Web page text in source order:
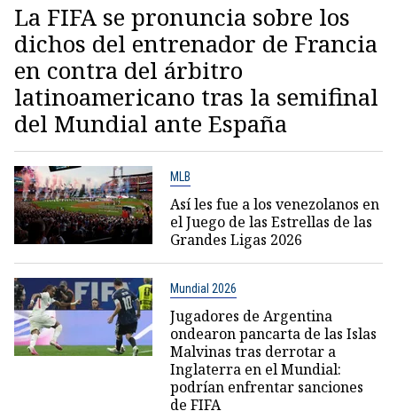
La FIFA se pronuncia sobre los
dichos del entrenador de Francia
en contra del árbitro
latinoamericano tras la semifinal
del Mundial ante España
MLB
Así les fue a los venezolanos en
el Juego de las Estrellas de las
Grandes Ligas 2026
Mundial 2026
Jugadores de Argentina
ondearon pancarta de las Islas
Malvinas tras derrotar a
Inglaterra en el Mundial:
podrían enfrentar sanciones
de FIFA